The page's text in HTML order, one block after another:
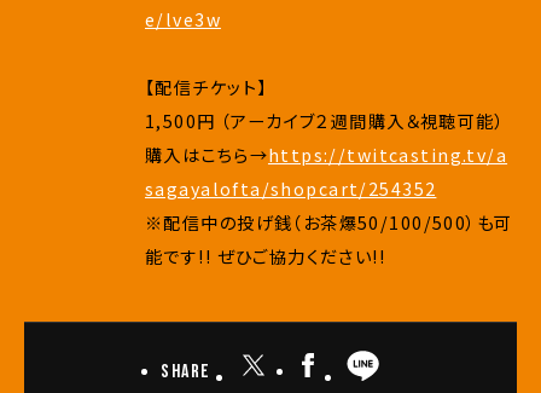
e/lve3w
【配信チケット】
1,500円 （アーカイブ２週間購入＆視聴可能）
購入はこちら→https://twitcasting.tv/a
sagayalofta/shopcart/254352
※配信中の投げ銭（お茶爆50/100/500）も可
能です!! ぜひご協力ください!!
Share